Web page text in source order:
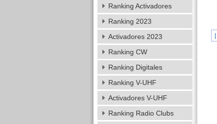
Ranking Activadores
Ranking 2023
Activadores 2023
Ranking CW
Ranking Digitales
Ranking V-UHF
Activadores V-UHF
Ranking Radio Clubs